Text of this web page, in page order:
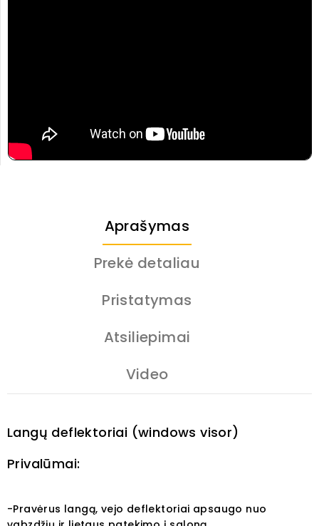
Aprašymas
Prekė detaliau
Pristatymas
Atsiliepimai
Video
Langų deflektoriai (windows visor)
Privalūmai:
-Pravėrus langą, vejo deflektoriai apsaugo nuo